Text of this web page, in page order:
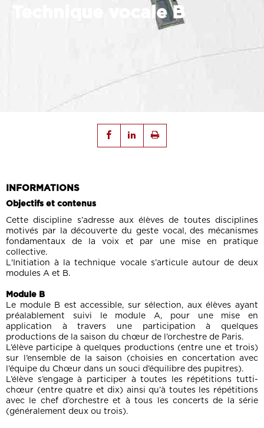
Technique vocale B
INFORMATIONS
Objectifs et contenus
Cette discipline s’adresse aux élèves de toutes disciplines
motivés par la découverte du geste vocal, des mécanismes
fondamentaux de la voix et par une mise en pratique
collective.
L'Initiation à la technique vocale s’articule autour de deux
modules A et B.
Module B
Le module B est accessible, sur sélection, aux élèves ayant
préalablement suivi le module A, pour une mise en
application à travers une participation à quelques
productions de la saison du chœur de l’orchestre de Paris.
L’élève participe à quelques productions (entre une et trois)
sur l’ensemble de la saison (choisies en concertation avec
l’équipe du Chœur dans un souci d’équilibre des pupitres).
L’élève s’engage à participer à toutes les répétitions tutti-
chœur (entre quatre et dix) ainsi qu’à toutes les répétitions
avec le chef d’orchestre et à tous les concerts de la série
(généralement deux ou trois).